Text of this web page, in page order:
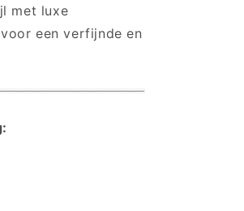
met luxe
een verfijnde en